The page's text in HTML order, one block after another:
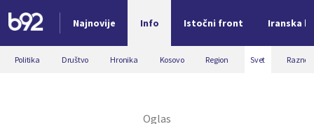
Najnovije Info Istočni front Iranska
Nova vest
Politika Društvo Hronika Kosovo Region Svet Razno